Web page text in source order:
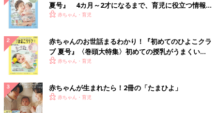
夏号』 4カ月～2才になるまで、育児に役立つ情報が
いっぱい！
赤ちゃん・育児
赤ちゃんのお世話まるわかり！『初めてのひよこクラ
ブ 夏号』〈巻頭大特集〉初めての授乳がうまくい
く！ おっぱい・ミルクの基本と夏のトラブル 解決テ
赤ちゃん・育児
赤ちゃんが生まれたら！2冊の「たまひよ」
赤ちゃん・育児